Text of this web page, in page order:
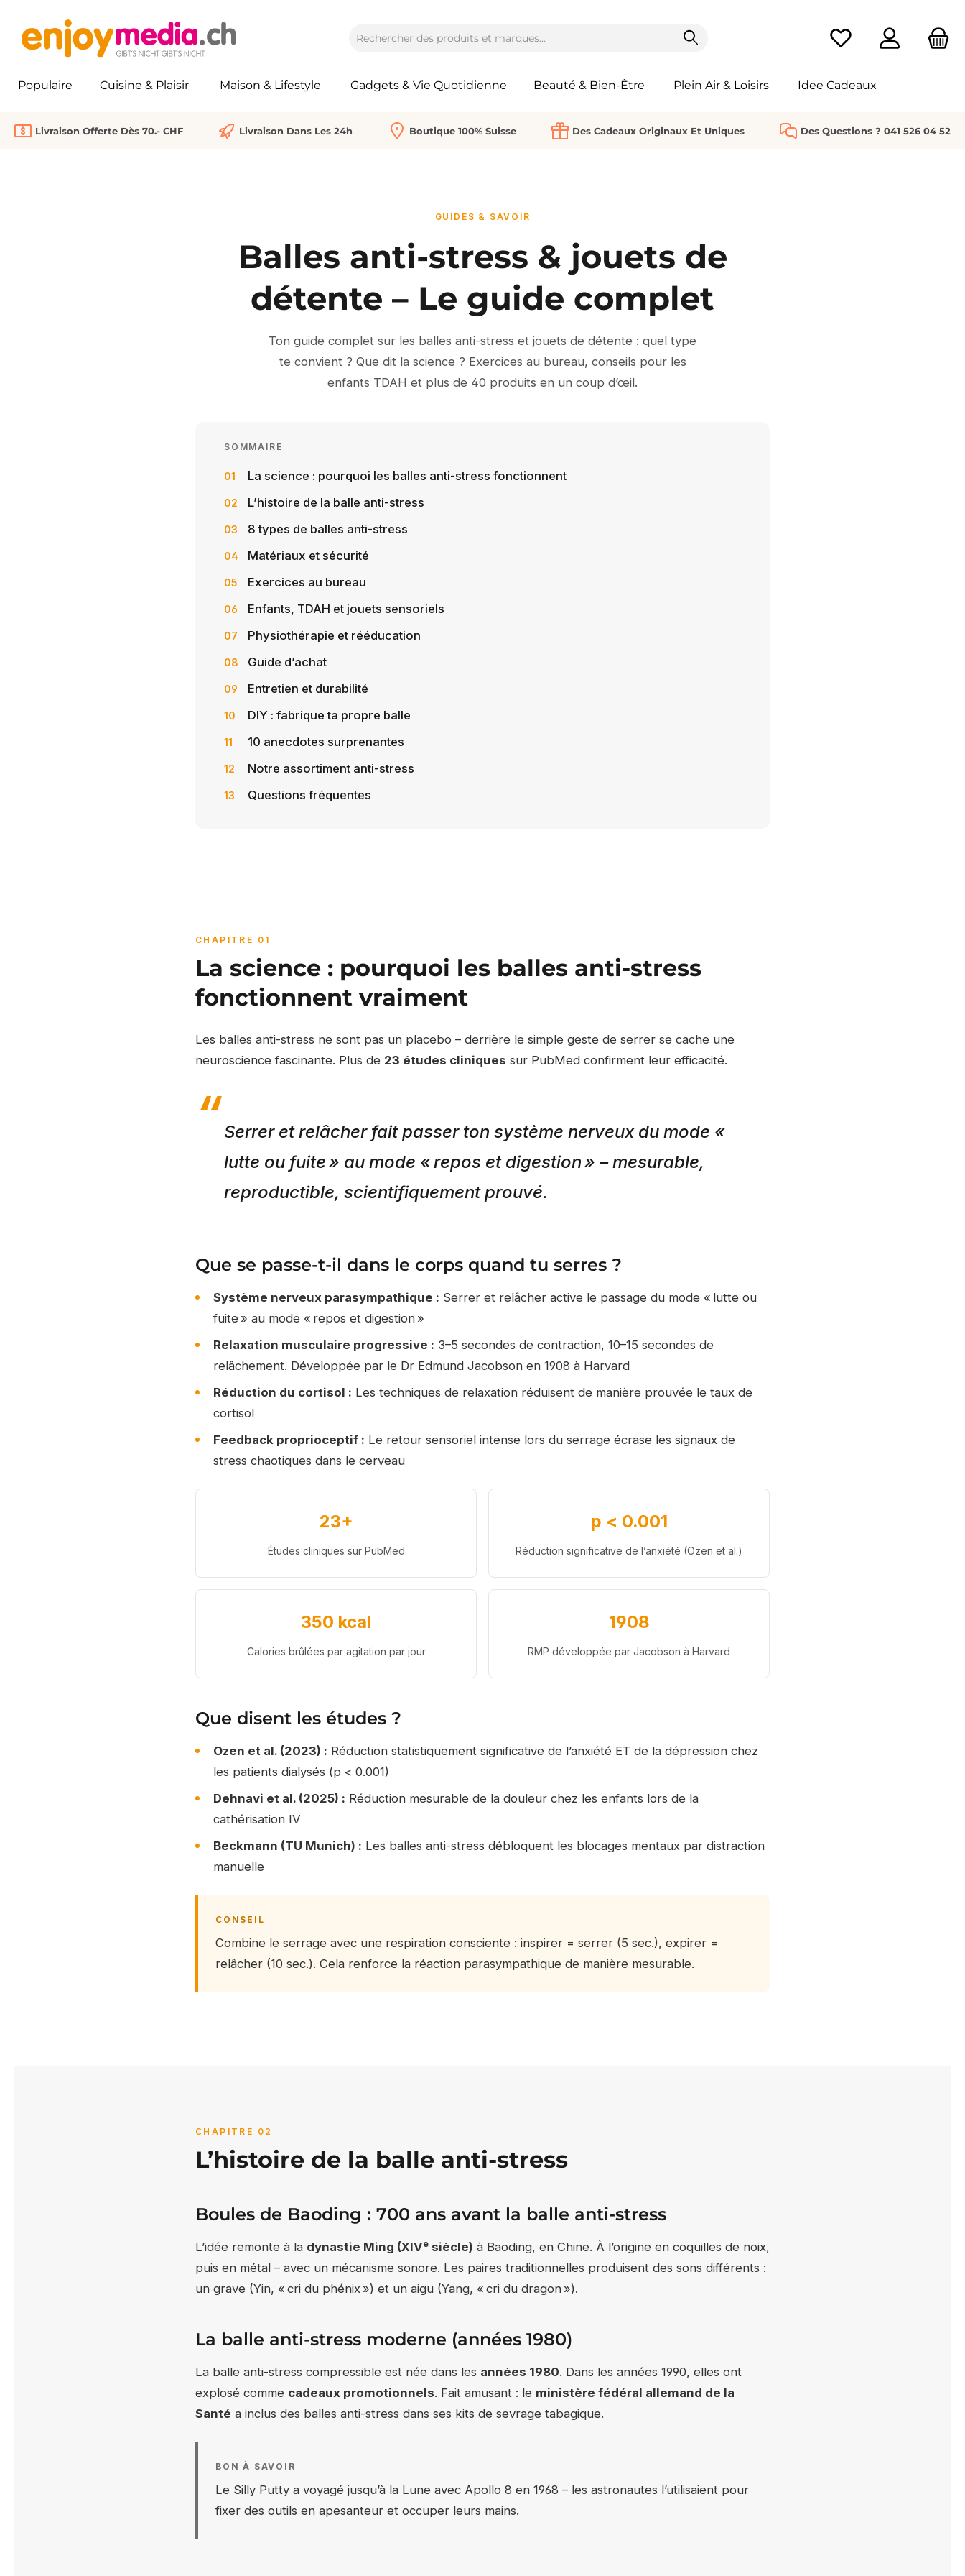
Vous avez 0 articles
Populaire Cuisine & Plaisir Maison & Lifestyle Gadgets & Vie Quotidienne Beauté & Bien-Être Plein Air & Loisirs Idee Cadeaux
Livraison Offerte Dès 70.- CHF Livraison Dans Les 24h Boutique 100% Suisse Des Cadeaux Originaux Et Uniques Des Questions ? 041 526 04 52
GUIDES & SAVOIR
Balles anti-stress & jouets de
détente – Le guide complet
Ton guide complet sur les balles anti-stress et jouets de détente : quel type
te convient ? Que dit la science ? Exercices au bureau, conseils pour les
enfants TDAH et plus de 40 produits en un coup d’œil.
SOMMAIRE
La science : pourquoi les balles anti-stress fonctionnent
L’histoire de la balle anti-stress
8 types de balles anti-stress
Matériaux et sécurité
Exercices au bureau
Enfants, TDAH et jouets sensoriels
Physiothérapie et rééducation
Guide d’achat
Entretien et durabilité
DIY : fabrique ta propre balle
10 anecdotes surprenantes
Notre assortiment anti-stress
Questions fréquentes
CHAPITRE 01
La science : pourquoi les balles anti-stress
fonctionnent vraiment
Les balles anti-stress ne sont pas un placebo – derrière le simple geste de serrer se cache une
neuroscience fascinante. Plus de 23 études cliniques sur PubMed confirment leur efficacité.
Serrer et relâcher fait passer ton système nerveux du mode «
lutte ou fuite » au mode « repos et digestion » – mesurable,
reproductible, scientifiquement prouvé.
Que se passe-t-il dans le corps quand tu serres ?
Système nerveux parasympathique : Serrer et relâcher active le passage du mode « lutte ou
fuite » au mode « repos et digestion »
Relaxation musculaire progressive : 3–5 secondes de contraction, 10–15 secondes de
relâchement. Développée par le Dr Edmund Jacobson en 1908 à Harvard
Réduction du cortisol : Les techniques de relaxation réduisent de manière prouvée le taux de
cortisol
Feedback proprioceptif : Le retour sensoriel intense lors du serrage écrase les signaux de
stress chaotiques dans le cerveau
23+
Études cliniques sur PubMed
p < 0.001
Réduction significative de l’anxiété (Ozen et al.)
350 kcal
Calories brûlées par agitation par jour
1908
RMP développée par Jacobson à Harvard
Que disent les études ?
Ozen et al. (2023) : Réduction statistiquement significative de l’anxiété ET de la dépression chez
les patients dialysés (p < 0.001)
Dehnavi et al. (2025) : Réduction mesurable de la douleur chez les enfants lors de la
cathérisation IV
Beckmann (TU Munich) : Les balles anti-stress débloquent les blocages mentaux par distraction
manuelle
CONSEIL
Combine le serrage avec une respiration consciente : inspirer = serrer (5 sec.), expirer =
relâcher (10 sec.). Cela renforce la réaction parasympathique de manière mesurable.
CHAPITRE 02
L’histoire de la balle anti-stress
Boules de Baoding : 700 ans avant la balle anti-stress
L’idée remonte à la dynastie Ming (XIVe siècle) à Baoding, en Chine. À l’origine en coquilles de noix,
puis en métal – avec un mécanisme sonore. Les paires traditionnelles produisent des sons différents :
un grave (Yin, « cri du phénix ») et un aigu (Yang, « cri du dragon »).
La balle anti-stress moderne (années 1980)
La balle anti-stress compressible est née dans les années 1980. Dans les années 1990, elles ont
explosé comme cadeaux promotionnels. Fait amusant : le ministère fédéral allemand de la
Santé a inclus des balles anti-stress dans ses kits de sevrage tabagique.
BON À SAVOIR
Le Silly Putty a voyagé jusqu’à la Lune avec Apollo 8 en 1968 – les astronautes l’utilisaient pour
fixer des outils en apesanteur et occuper leurs mains.